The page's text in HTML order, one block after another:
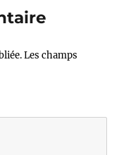
Les champs